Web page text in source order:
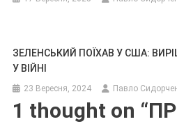
ЗЕЛЕНСЬКИЙ ПОЇХАВ У США:
У ВІЙНІ
23 Вересня, 2024 Павло
1 thought on “